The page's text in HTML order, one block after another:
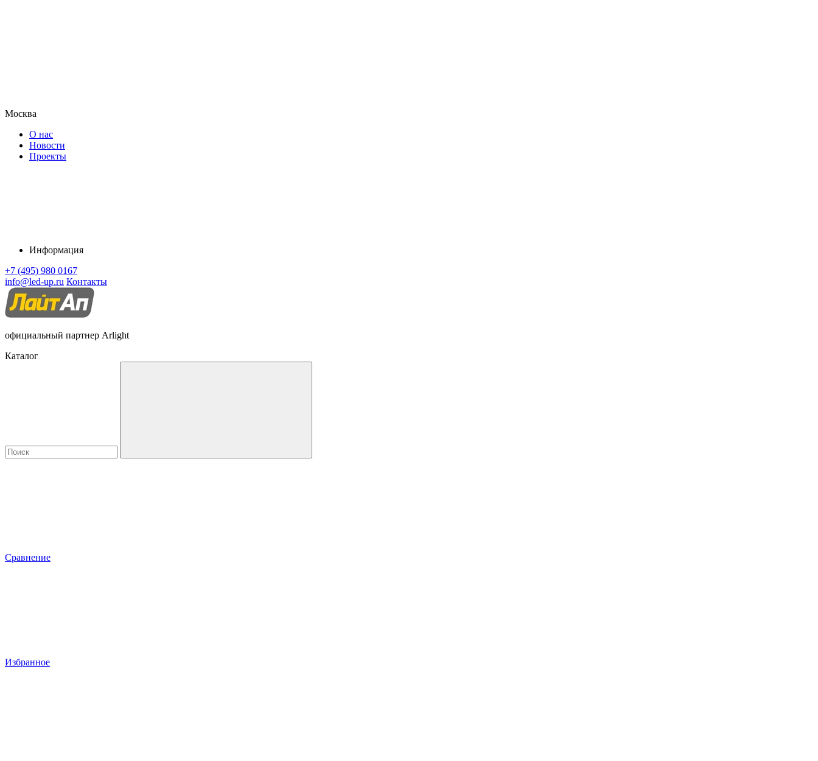
Москва
О нас
Новости
Проекты
Информация
+7 (495) 980 0167
info@led-up.ru Контакты
официальный партнер Arlight
Каталог
Сравнение
Избранное